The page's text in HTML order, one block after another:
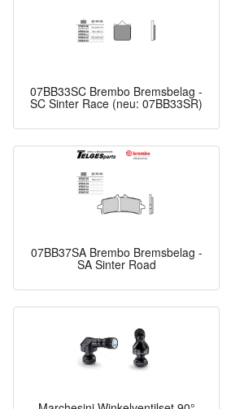
07BB33SC Brembo Bremsbelag -
SC Sinter Race (neu: 07BB33SR)
07BB37SA Brembo Bremsbelag -
SA Sinter Road